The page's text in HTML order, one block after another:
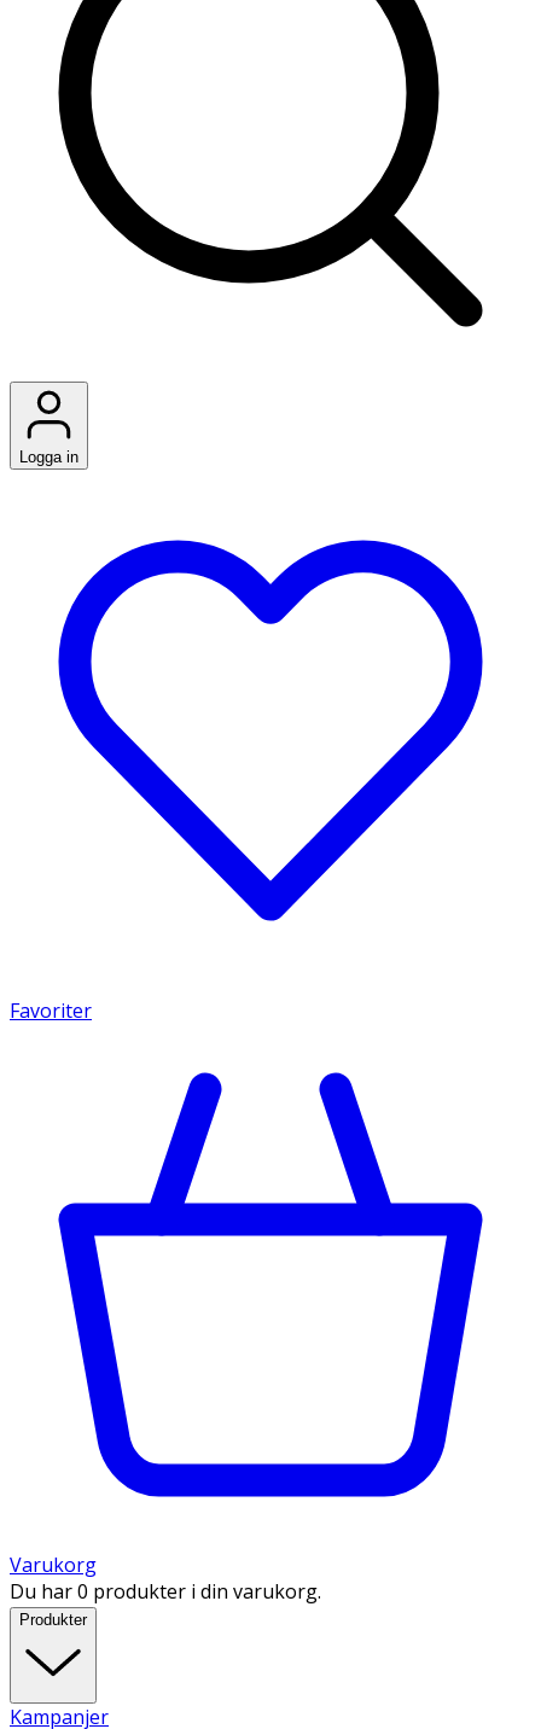
Logga in
Favoriter
Varukorg
Du har 0 produkter i din varukorg.
Produkter
Kampanjer